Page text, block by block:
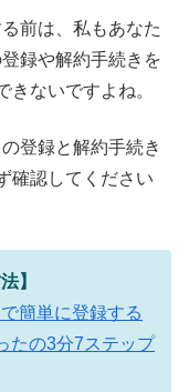
前は、私もあなた
録や解約手続きを
ないですよね。
登録と解約手続き
確認してください
】
簡単に登録する
たの3分7ステップ